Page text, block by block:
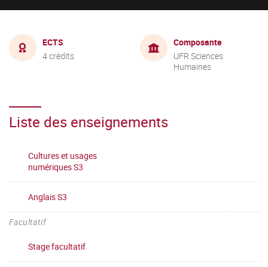
ECTS
4 crédits
Composante
UFR Sciences
Humaines
Liste des enseignements
Cultures et usages
numériques S3
Anglais S3
Facultatif
Stage facultatif